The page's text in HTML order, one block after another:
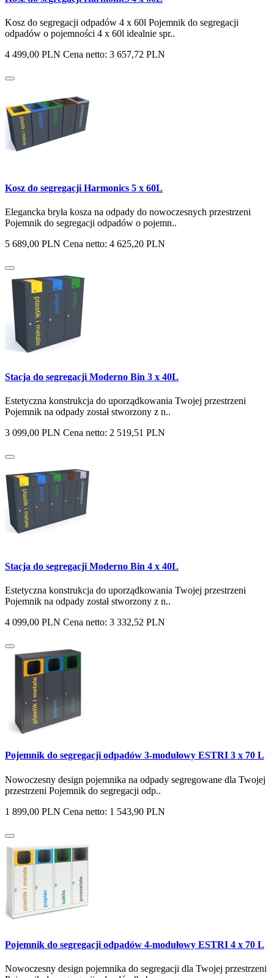
Kosz do segregacji odpadów 4 x 60l Pojemnik do segregacji
odpadów o pojemności 4 x 60l idealnie spr..
4 499,00 PLN Cena netto: 3 657,72 PLN
Kosz do segregacji Harmonics 5 x 60L
Elegancka bryła kosza na odpady do nowoczesnych przestrzeni
Pojemnik do segregacji odpadów o pojemn..
5 689,00 PLN Cena netto: 4 625,20 PLN
Stacja do segregacji Moderno Bin 3 x 40L
Estetyczna konstrukcja do uporządkowania Twojej przestrzeni
Pojemnik na odpady został stworzony z n..
3 099,00 PLN Cena netto: 2 519,51 PLN
Stacja do segregacji Moderno Bin 4 x 40L
Estetyczna konstrukcja do uporządkowania Twojej przestrzeni
Pojemnik na odpady został stworzony z n..
4 099,00 PLN Cena netto: 3 332,52 PLN
Pojemnik do segregacji odpadów 3-modułowy ESTRI 3 x 70 L
Nowoczesny design pojemnika na odpady segregowane dla Twojej
przestrzeni Pojemnik do segregacji odp..
1 899,00 PLN Cena netto: 1 543,90 PLN
Pojemnik do segregacji odpadów 4-modułowy ESTRI 4 x 70 L
Nowoczesny design pojemnika do segregacji dla Twojej przestrzeni